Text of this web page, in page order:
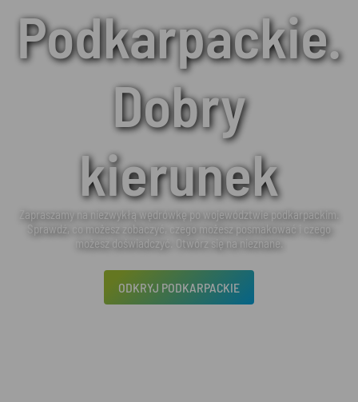
Podkarpackie.
Dobry
kierunek
Zapraszamy na niezwykłą wędrówkę po województwie podkarpackim.
Sprawdź, co możesz zobaczyć, czego możesz posmakować i czego
możesz doświadczyć. Otwórz się na nieznane.
ODKRYJ PODKARPACKIE